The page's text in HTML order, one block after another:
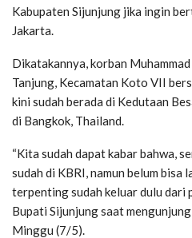
Kabupaten Sijunjung jika ingin
Jakarta.
Dikatakannya, korban
Tanjung, Kecamatan Koto VII
kini sudah berada di Kedutaan
di Bangkok, Thailand.
“Kita sudah dapat kabar bahwa,
sudah di KBRI, namun belum bisa
terpenting sudah keluar dulu dari
Bupati Sijunjung saat
Minggu (7/5).